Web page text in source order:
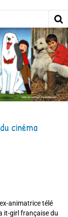
cinéma
animatrice télé
it-girl française du